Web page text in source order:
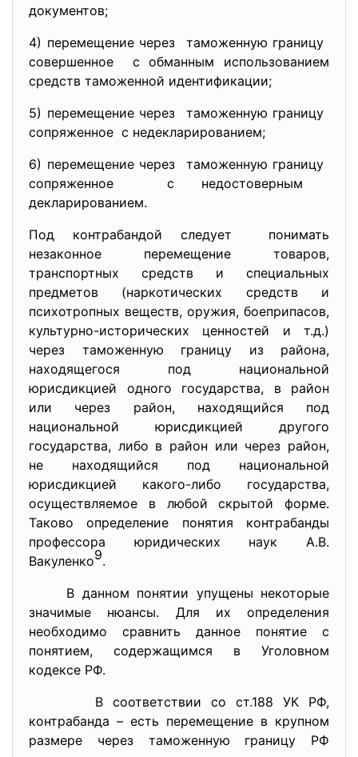
документов;
4) перемещение через таможенную границу
совершенное с обманным использованием
средств таможенной идентификации;
5) перемещение через таможенную границу
сопряженное с недекларированием;
6) перемещение через таможенную границу
сопряженное с недостоверным
декларированием.
Под контрабандой следует понимать
незаконное перемещение товаров,
транспортных средств и специальных
предметов (наркотических средств и
психотропных веществ, оружия, боеприпасов,
культурно-исторических ценностей и т.д.)
через таможенную границу из района,
находящегося под национальной
юрисдикцией одного государства, в район
или через район, находящийся под
национальной юрисдикцией другого
государства, либо в район или через район,
не находящийся под национальной
юрисдикцией какого-либо государства,
осуществляемое в любой скрытой форме.
Таково определение понятия контрабанды
профессора юридических наук А.В.
Вакуленко9.
В данном понятии упущены некоторые
значимые нюансы. Для их определения
необходимо сравнить данное понятие с
понятием, содержащимся в Уголовном
кодексе РФ.
В соответствии со ст.188 УК РФ,
контрабанда – есть перемещение в крупном
размере через таможенную границу РФ